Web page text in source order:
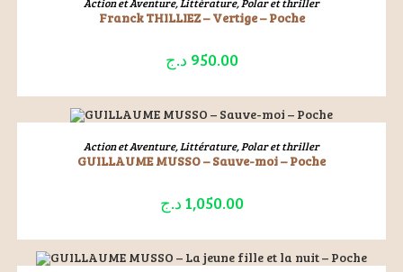
Franck THILLIEZ – Vertige – Poche
950.00 د.ج
LIRE LA SUITE
Action et Aventure,Littérature,Polar et thriller
GUILLAUME MUSSO – Sauve-moi – Poche
1,050.00 د.ج